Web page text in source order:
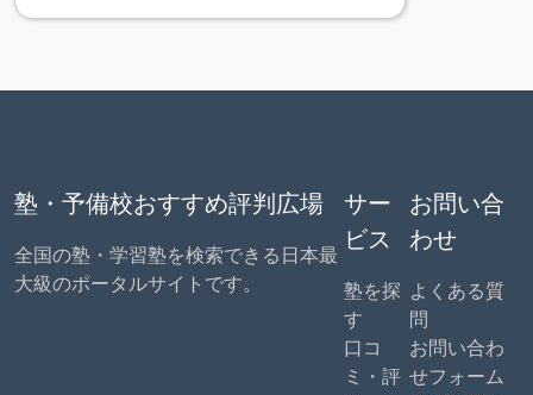
塾・予備校おすすめ評判広場
全国の塾・学習塾を検索できる日本最
大級のポータルサイトです。
サー
ビス
塾を探
す
口コ
ミ・評
お問い合
わせ
よくある質
問
お問い合わ
せフォーム